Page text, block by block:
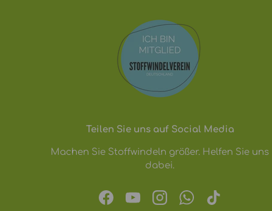
Teilen Sie uns auf Social Media
Machen Sie Stoffwindeln größer. Helfen Sie uns
dabei.
FacebookYouTubeInstagramWhatsApp
TikTok